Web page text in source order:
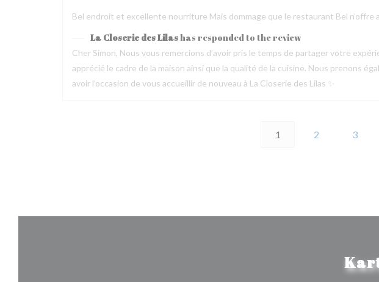
Bel endroit et excellente nourriture Mais dommage que le restaurant Bel
La Closerie des Lilashas responded to the review
Cher Simon, Nous vous remercions d’avoir pris le temps de partager votre
apprécié le cadre de la maison ainsi que la qualité de la cuisine. Nous prenons
avoir l’occasion de vous accueillir de nouveau à La Closerie des Lilas ✨
1 2 3